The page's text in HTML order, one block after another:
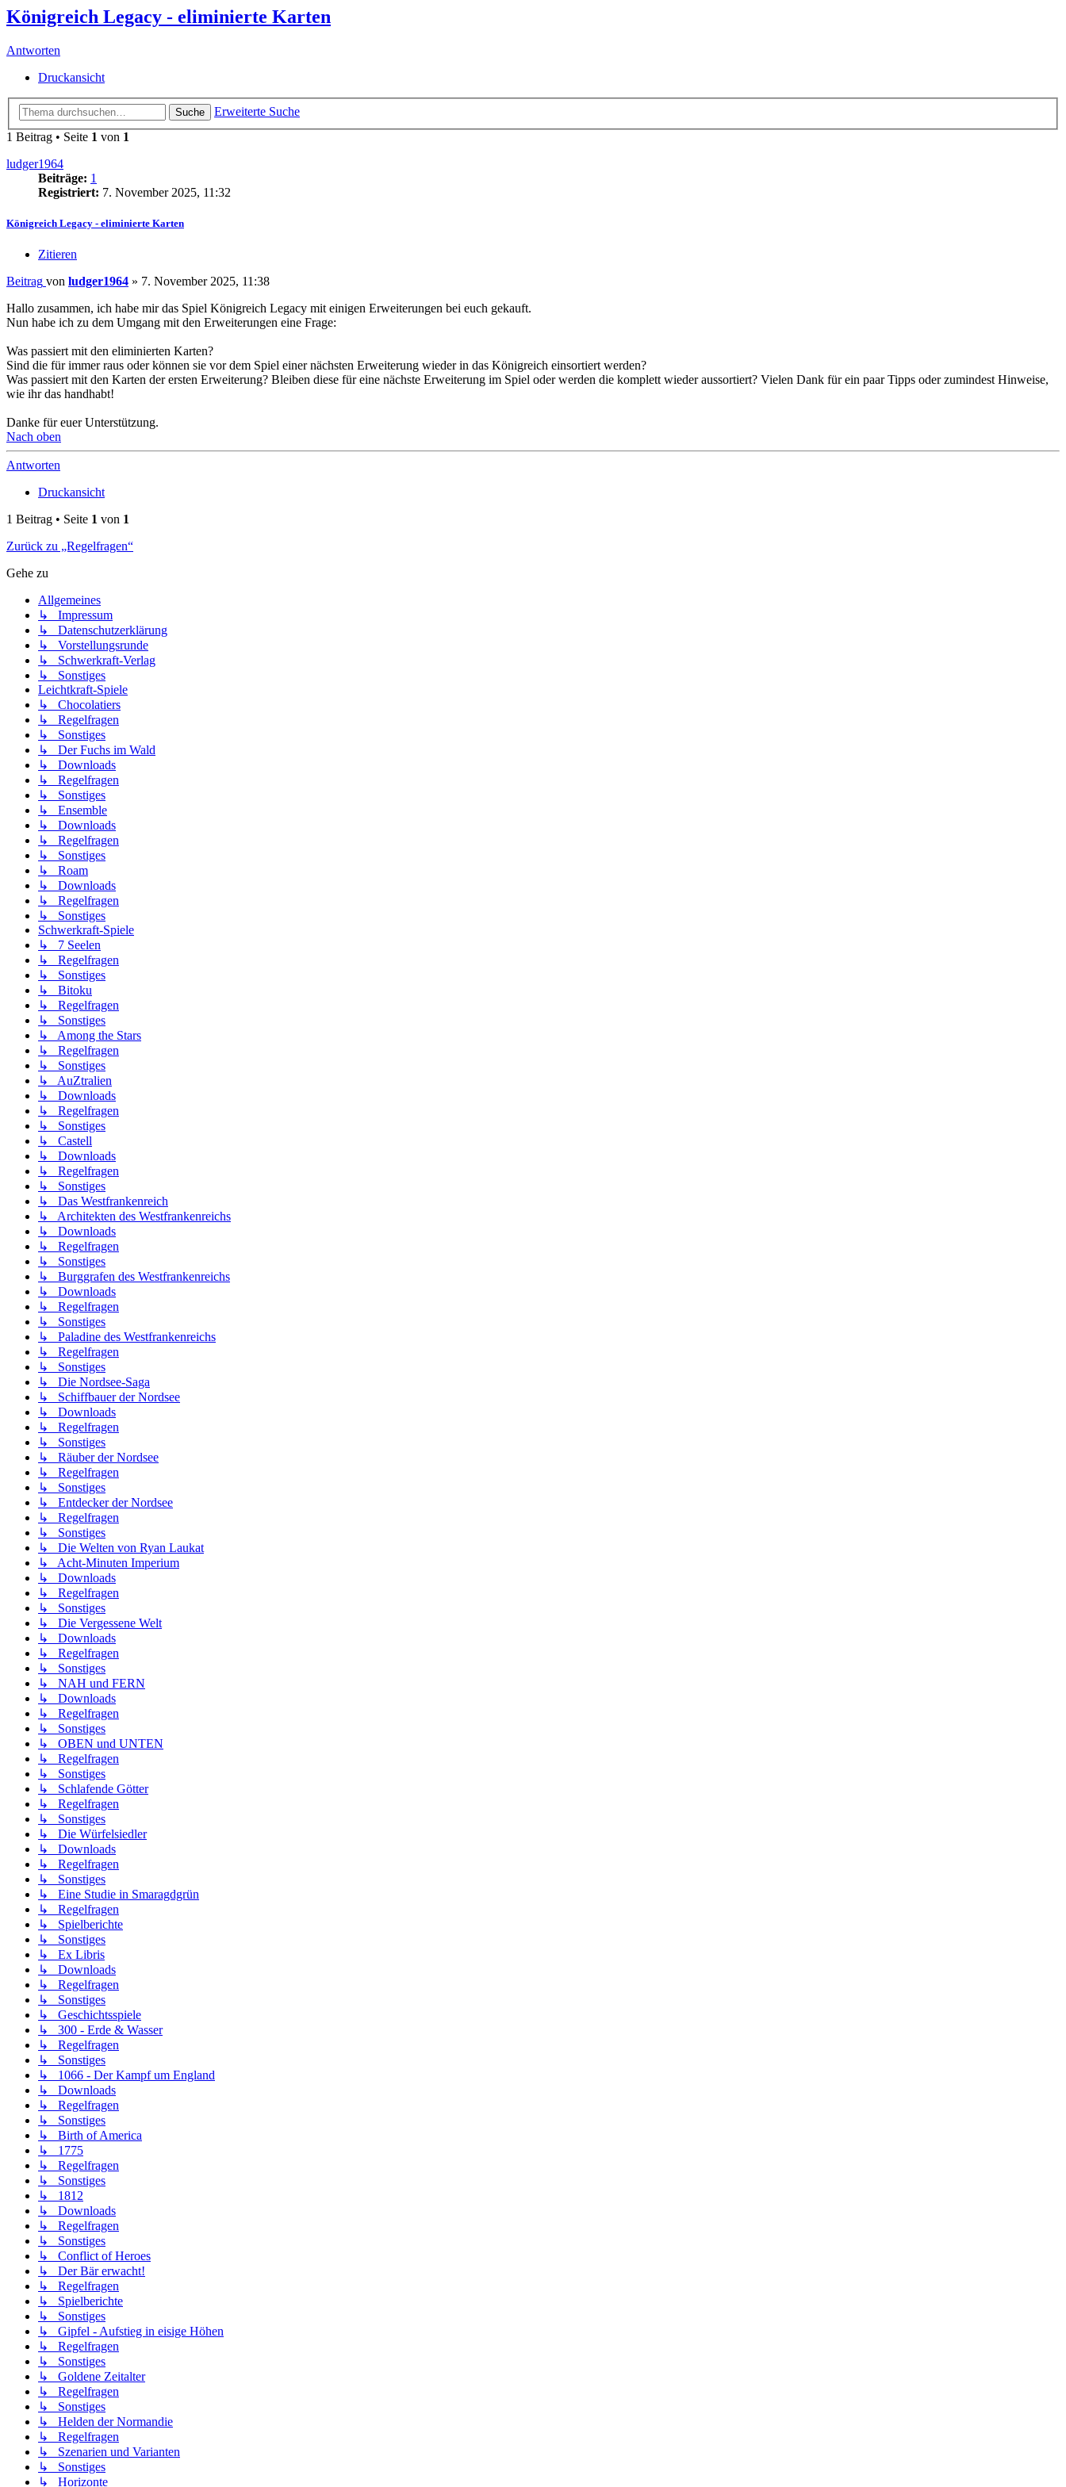
Königreich Legacy - eliminierte Karten
Antworten
Druckansicht
Suche
Erweiterte Suche
1 Beitrag • Seite 1 von 1
ludger1964
Beiträge: 1
Registriert: 7. November 2025, 11:32
Königreich Legacy - eliminierte Karten
Zitieren
Beitrag von ludger1964 » 7. November 2025, 11:38
Hallo zusammen, ich habe mir das Spiel Königreich Legacy mit einigen Erweiterungen bei euch gekauft.
Nun habe ich zu dem Umgang mit den Erweiterungen eine Frage:
Was passiert mit den eliminierten Karten?
Sind die für immer raus oder können sie vor dem Spiel einer nächsten Erweiterung wieder in das Königreich einsortiert werden?
Was passiert mit den Karten der ersten Erweiterung? Bleiben diese für eine nächste Erweiterung im Spiel oder werden die komplett wieder aussortiert? Vielen Dank für ein paar Tipps oder zumindest Hinweise,
wie ihr das handhabt!
Danke für euer Unterstützung.
Nach oben
Antworten
Druckansicht
1 Beitrag • Seite 1 von 1
Zurück zu „Regelfragen“
Gehe zu
Allgemeines
↳ Impressum
↳ Datenschutzerklärung
↳ Vorstellungsrunde
↳ Schwerkraft-Verlag
↳ Sonstiges
Leichtkraft-Spiele
↳ Chocolatiers
↳ Regelfragen
↳ Sonstiges
↳ Der Fuchs im Wald
↳ Downloads
↳ Regelfragen
↳ Sonstiges
↳ Ensemble
↳ Downloads
↳ Regelfragen
↳ Sonstiges
↳ Roam
↳ Downloads
↳ Regelfragen
↳ Sonstiges
Schwerkraft-Spiele
↳ 7 Seelen
↳ Regelfragen
↳ Sonstiges
↳ Bitoku
↳ Regelfragen
↳ Sonstiges
↳ Among the Stars
↳ Regelfragen
↳ Sonstiges
↳ AuZtralien
↳ Downloads
↳ Regelfragen
↳ Sonstiges
↳ Castell
↳ Downloads
↳ Regelfragen
↳ Sonstiges
↳ Das Westfrankenreich
↳ Architekten des Westfrankenreichs
↳ Downloads
↳ Regelfragen
↳ Sonstiges
↳ Burggrafen des Westfrankenreichs
↳ Downloads
↳ Regelfragen
↳ Sonstiges
↳ Paladine des Westfrankenreichs
↳ Regelfragen
↳ Sonstiges
↳ Die Nordsee-Saga
↳ Schiffbauer der Nordsee
↳ Downloads
↳ Regelfragen
↳ Sonstiges
↳ Räuber der Nordsee
↳ Regelfragen
↳ Sonstiges
↳ Entdecker der Nordsee
↳ Regelfragen
↳ Sonstiges
↳ Die Welten von Ryan Laukat
↳ Acht-Minuten Imperium
↳ Downloads
↳ Regelfragen
↳ Sonstiges
↳ Die Vergessene Welt
↳ Downloads
↳ Regelfragen
↳ Sonstiges
↳ NAH und FERN
↳ Downloads
↳ Regelfragen
↳ Sonstiges
↳ OBEN und UNTEN
↳ Regelfragen
↳ Sonstiges
↳ Schlafende Götter
↳ Regelfragen
↳ Sonstiges
↳ Die Würfelsiedler
↳ Downloads
↳ Regelfragen
↳ Sonstiges
↳ Eine Studie in Smaragdgrün
↳ Regelfragen
↳ Spielberichte
↳ Sonstiges
↳ Ex Libris
↳ Downloads
↳ Regelfragen
↳ Sonstiges
↳ Geschichtsspiele
↳ 300 - Erde & Wasser
↳ Regelfragen
↳ Sonstiges
↳ 1066 - Der Kampf um England
↳ Downloads
↳ Regelfragen
↳ Sonstiges
↳ Birth of America
↳ 1775
↳ Regelfragen
↳ Sonstiges
↳ 1812
↳ Downloads
↳ Regelfragen
↳ Sonstiges
↳ Conflict of Heroes
↳ Der Bär erwacht!
↳ Regelfragen
↳ Spielberichte
↳ Sonstiges
↳ Gipfel - Aufstieg in eisige Höhen
↳ Regelfragen
↳ Sonstiges
↳ Goldene Zeitalter
↳ Regelfragen
↳ Sonstiges
↳ Helden der Normandie
↳ Regelfragen
↳ Szenarien und Varianten
↳ Sonstiges
↳ Horizonte